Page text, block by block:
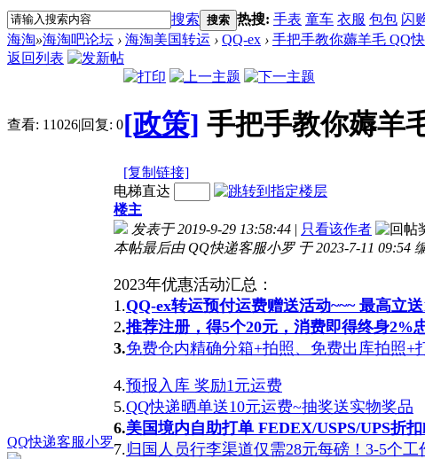
搜索 搜索 热搜: 手表 童车 衣服 包包 闪
海淘»海淘吧论坛 › 海淘美国转运 › QQ-ex › 手把手教你薅羊毛 QQ
返回列表
查看: 11026|回复: 0[政策] 手把手教你薅羊
[复制链接]
QQ快递客服小罗
电梯直达
楼主
发表于 2019-9-29 13:58:44 | 只看该作者
本帖最后由 QQ快递客服小罗 于 2023-7-11 09:54
2023年优惠活动汇总：
1.QQ-ex转运预付运费赠送活动~~~ 最高立送
2.推荐注册，得5个20元，消费即得终身2%
3.免费仓内精确分箱+拍照、免费出库拍照+
4.预报入库 奖励1元运费
5.QQ快递晒单送10元运费~抽奖送实物奖品
6.美国境内自助打单 FEDEX/USPS/UPS折扣
7.归国人员行李渠道仅需28元每磅！3-5个工